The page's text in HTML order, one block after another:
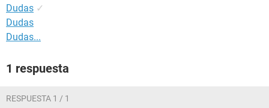
Dudas ✓
Dudas
Dudas...
1 respuesta
RESPUESTA 1 / 1